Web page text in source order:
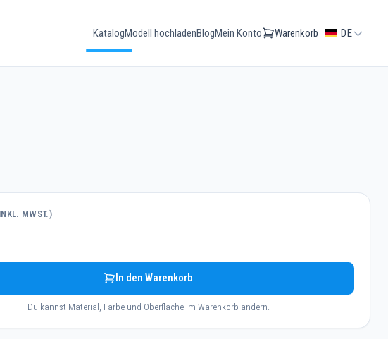
KatalogModell hochladenBlogMein Konto Warenkorb DE
MWST.)
In den Warenkorb
Du kannst Material, Farbe und Oberfläche im Warenkorb ändern.